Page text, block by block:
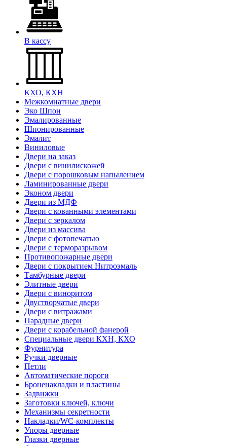
В кассу
КХО, КХН
Межкомнатные двери
Эко Шпон
Эмалированные
Шпонированные
Эмалит
Виниловые
Двери на заказ
Двери с винилискожей
Двери с порошковым напылением
Ламинированные двери
Эконом двери
Двери из МДФ
Двери с кованными элементами
Двери с зеркалом
Двери из массива
Двери с фотопечатью
Двери с терморазрывом
Противопожарные двери
Двери с покрытием Нитроэмаль
Тамбурные двери
Элитные двери
Двери с виноритом
Двустворчатые двери
Двери с витражами
Парадные двери
Двери с корабельной фанерой
Специальные двери КХН, КХО
Фурнитура
Ручки дверные
Петли
Автоматические пороги
Броненакладки и пластины
Задвижки
Заготовки ключей, ключи
Механизмы секретности
Накладки/WC-комплекты
Упоры дверные
Глазки дверные